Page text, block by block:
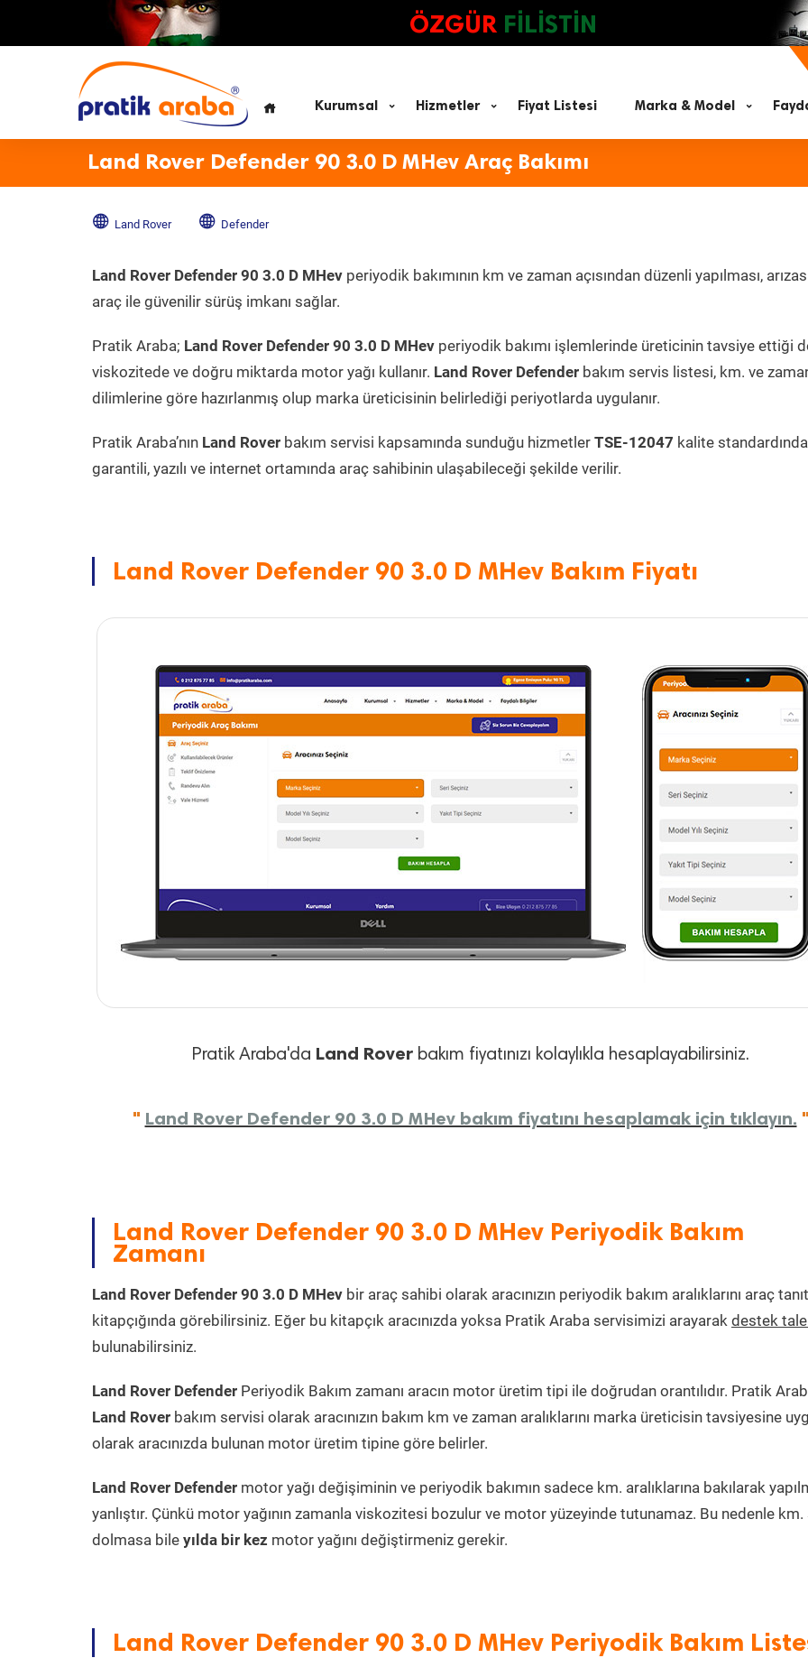
ÖZGÜR FİLİSTİN
Kurumsal Hizmetler Fiyat Listesi Marka & Model
Land Rover Defender 90 3.0 D MHev Araç Bakımı
Land Rover Defender
Land Rover Defender 90 3.0 D MHev periyodik bakımının km ve zaman açısından düzenli yapılması,
araç ile güvenilir sürüş imkanı sağlar.
Pratik Araba; Land Rover Defender 90 3.0 D MHev periyodik bakımı işlemlerinde üreticinin tavsiye ettiği
viskozitede ve doğru miktarda motor yağı kullanır. Land Rover Defender bakım servis listesi, km. ve
dilimlerine göre hazırlanmış olup marka üreticisinin belirlediği periyotlarda uygulanır.
Pratik Araba’nın Land Rover bakım servisi kapsamında sunduğu hizmetler TSE-12047 kalite standardında
garantili, yazılı ve internet ortamında araç sahibinin ulaşabileceği şekilde verilir.
Land Rover Defender 90 3.0 D MHev Bakım Fiyatı
Pratik Araba'da Land Rover bakım fiyatınızı kolaylıkla hesaplayabilirsiniz.
" Land Rover Defender 90 3.0 D MHev bakım fiyatını hesaplamak için tıklayın.
Land Rover Defender 90 3.0 D MHev Periyodik Bakım
Zamanı
Land Rover Defender 90 3.0 D MHev bir araç sahibi olarak aracınızın periyodik bakım aralıklarını araç
kitapçığında görebilirsiniz. Eğer bu kitapçık aracınızda yoksa Pratik Araba servisimizi arayarak destek
bulunabilirsiniz.
Land Rover Defender Periyodik Bakım zamanı aracın motor üretim tipi ile doğrudan orantılıdır. Pratik
Land Rover bakım servisi olarak aracınızın bakım km ve zaman aralıklarını marka üreticisin tavsiyesine
olarak aracınızda bulunan motor üretim tipine göre belirler.
Land Rover Defender motor yağı değişiminin ve periyodik bakımın sadece km. aralıklarına bakılarak
yanlıştır. Çünkü motor yağının zamanla viskozitesi bozulur ve motor yüzeyinde tutunamaz. Bu nedenle
dolmasa bile yılda bir kez motor yağını değiştirmeniz gerekir.
Land Rover Defender 90 3.0 D MHev Periyodik Bakım